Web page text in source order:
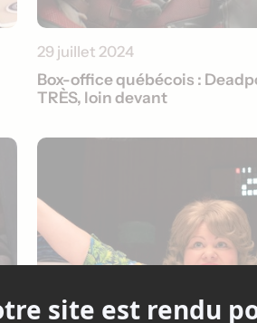
29 juillet 2024
Box-office québécois :
TRÈS, loin devant